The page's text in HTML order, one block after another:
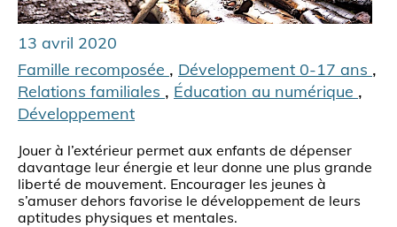
13 avril 2020
Famille recomposée , Développement 0-17 ans ,
Relations familiales , Éducation au numérique ,
Développement
Jouer à l’extérieur permet aux enfants de dépenser
davantage leur énergie et leur donne une plus grande
liberté de mouvement. Encourager les jeunes à
s’amuser dehors favorise le développement de leurs
aptitudes physiques et mentales.